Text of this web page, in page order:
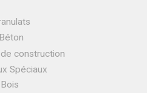
Béton
construction
Spéciaux
Bois